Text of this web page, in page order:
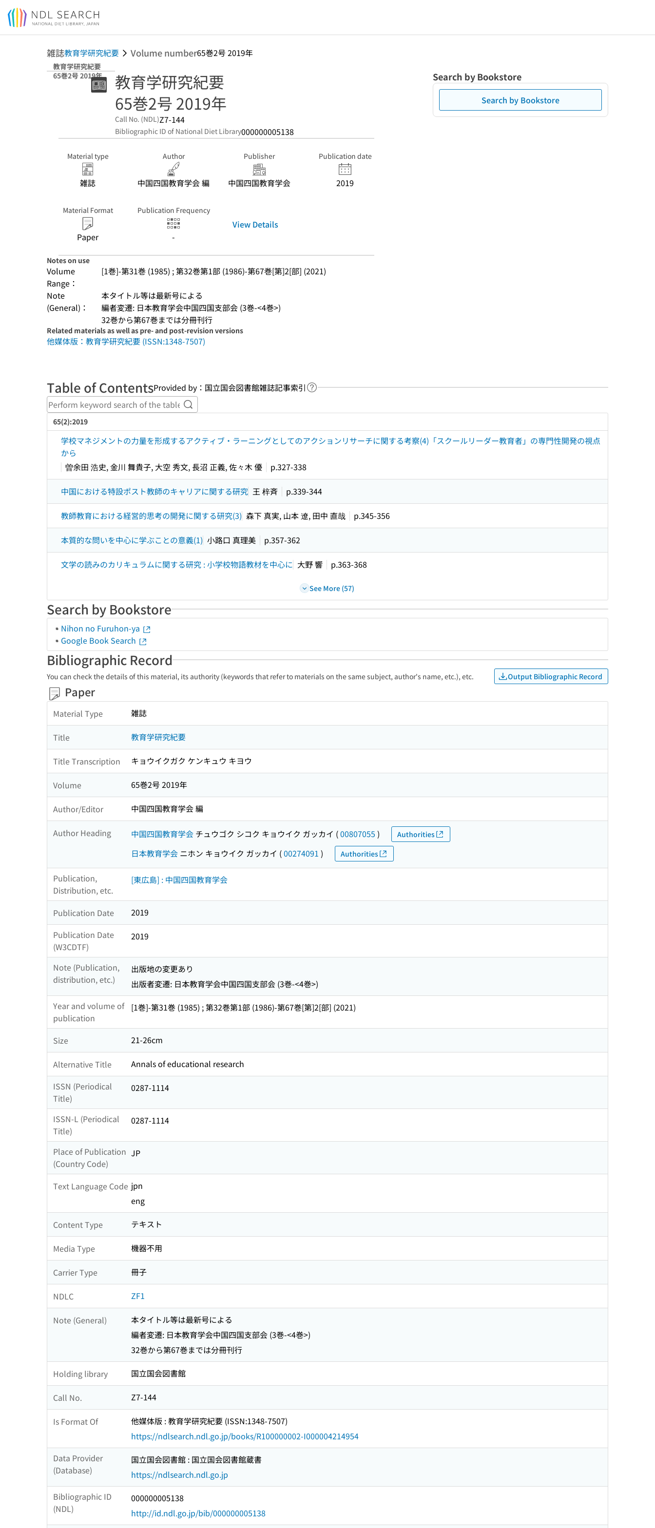
Jump to main content
雑誌教育学研究紀要 Volume number65巻2号 2019年
教育学研究紀要
65巻2号 2019年
教育学研究紀要
65巻2号 2019年
Call No. (NDL)Z7-144
Bibliographic ID of National Diet Library000000005138
Material type
雑誌
Author
中国四国教育学会 編
Publisher
中国四国教育学会
Publication date
2019
Material Format
Paper
Publication Frequency
-
View Details
Notes on use
Volume
Range：
[1巻]-第31巻 (1985) ; 第32巻第1部 (1986)-第67巻[第]2[部] (2021)
Note
(General)：
本タイトル等は最新号による
編者変遷: 日本教育学会中国四国支部会 (3巻-<4巻>)
32巻から第67巻までは分冊刊行
Related materials as well as pre- and post-revision versions
他媒体版：教育学研究紀要 (ISSN:1348-7507)
Search by Bookstore
Search by Bookstore
Table of ContentsProvided by：国立国会図書館雑誌記事索引 Link to Help Page
Perform keyword search of the table of contents
65(2):2019
学校マネジメントの力量を形成するアクティブ・ラーニングとしてのアクションリサーチに関する考察(4)「スクールリーダー教育者」の専門性開発の視点
から
曽余田 浩史, 金川 舞貴子, 大空 秀文, 長沼 正義, 佐々木 優
p.327-338
中国における特設ポスト教師のキャリアに関する研究 王 梓斉 p.339-344
教師教育における経営的思考の開発に関する研究(3) 森下 真実, 山本 遼, 田中 直哉 p.345-356
本質的な問いを中心に学ぶことの意義(1) 小路口 真理美 p.357-362
文学の読みのカリキュラムに関する研究 : 小学校物語教材を中心に 大野 響 p.363-368
See More (57)
Search by Bookstore
Nihon no Furuhon-ya
Google Book Search
Bibliographic Record
You can check the details of this material, its authority (keywords that refer to materials on the same subject, author's name, etc.), etc. Output Bibliographic Record
Paper
Material Type 雑誌
Title 教育学研究紀要
Title Transcription キョウイクガク ケンキュウ キヨウ
Volume 65巻2号 2019年
Author/Editor 中国四国教育学会 編
Author Heading 中国四国教育学会 チュウゴク シコク キョウイク ガッカイ (00807055 ) Authorities
日本教育学会 ニホン キョウイク ガッカイ (00274091 ) Authorities
Publication,
Distribution, etc.
[東広島] : 中国四国教育学会
Publication Date
2019
Publication Date
(W3CDTF)
2019
Note (Publication,
distribution, etc.)
出版地の変更あり
出版者変遷: 日本教育学会中国四国支部会 (3巻-<4巻>)
Year and volume of
publication
[1巻]-第31巻 (1985) ; 第32巻第1部 (1986)-第67巻[第]2[部] (2021)
Size 21-26cm
Alternative Title
Annals of educational research
ISSN (Periodical
Title)
0287-1114
ISSN-L (Periodical
Title)
0287-1114
Place of Publication
(Country Code)
JP
Text Language Code jpn
eng
Content Type テキスト
Media Type 機器不用
Carrier Type 冊子
NDLC ZF1
Note (General)
本タイトル等は最新号による
編者変遷: 日本教育学会中国四国支部会 (3巻-<4巻>)
32巻から第67巻までは分冊刊行
Holding library 国立国会図書館
Call No. Z7-144
Is Format Of
他媒体版 : 教育学研究紀要 (ISSN:1348-7507)
https://ndlsearch.ndl.go.jp/books/R100000002-I000004214954
Data Provider
(Database)
国立国会図書館 : 国立国会図書館蔵書
https://ndlsearch.ndl.go.jp
Bibliographic ID
(NDL)
000000005138
http://id.ndl.go.jp/bib/000000005138